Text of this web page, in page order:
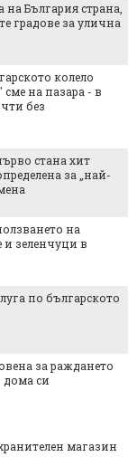
на България страна,
градове за улична
колело
сме на пазара - в
без
стана хит
за „най-
на
и зеленчуци в
по българското
за раждането
дома си
магазин